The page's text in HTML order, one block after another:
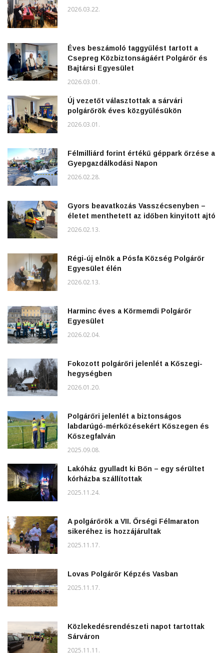
2026.03.22.
Éves beszámoló taggyűlést tartott a
Csepreg Közbiztonságáért Polgárőr és
Bajtársi Egyesület
2026.03.01.
Új vezetőt választottak a sárvári
polgárőrök éves közgyűlésükön
2026.03.01.
Félmilliárd forint értékű géppark őrzése a
Gyepgazdálkodási Napon
2026.02.28.
Gyors beavatkozás Vasszécsenyben –
életet menthetett az időben kinyitott ajtó
2026.02.13.
Régi-új elnök a Pósfa Község Polgárőr
Egyesület élén
2026.02.13.
Harminc éves a Körmemdi Polgárőr
Egyesület
2026.02.04.
Fokozott polgárőri jelenlét a Kőszegi-
hegységben
2026.01.20.
Polgárőri jelenlét a biztonságos
labdarúgó-mérkőzésekért Kőszegen és
Kőszegfalván
2025.09.08.
Lakóház gyulladt ki Bőn – egy sérültet
kórházba szállítottak
2025.11.24.
A polgárőrök a VII. Őrségi Félmaraton
sikeréhez is hozzájárultak
2025.11.17.
Lovas Polgárőr Képzés Vasban
2025.11.17.
Közlekedésrendészeti napot tartottak
Sárváron
2025.11.11.